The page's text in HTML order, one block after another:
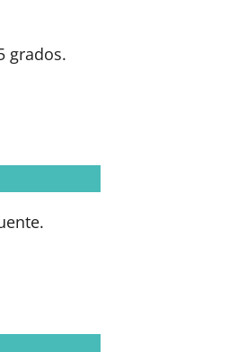
grados.